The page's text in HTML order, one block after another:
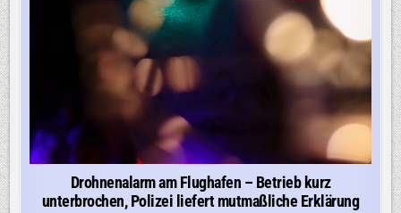
Drohnenalarm am Flughafen – Betrieb kurz
unterbrochen, Polizei liefert mutmaßliche Erklärung